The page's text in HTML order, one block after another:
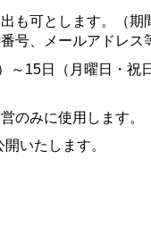
も可とします。（期
号、メールアドレス
～15日（月曜日・
のみに使用します。
いたします。